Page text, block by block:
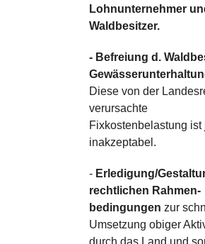
Lohnunternehmer
Waldbesitzer.
- Befreiung d.
Diese von der
verursachte
Fixkostenbelastung ist
inakzeptabel.
- Erledigung/
rechtlichen Rahmen-
bedingungen zur
Umsetzung obiger
durch das Land und